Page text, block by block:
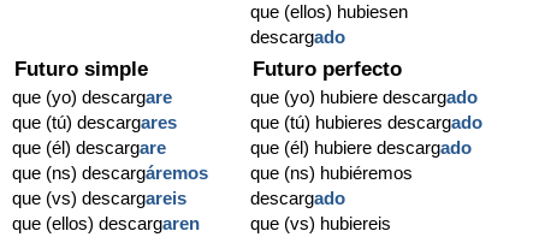
que (ellos) hubiesen
descargado
Futuro simple
que (yo) descargare
que (tú) descargares
que (él) descargare
que (ns) descargáremos
que (vs) descargareis
que (ellos) descargaren
Futuro perfecto
que (yo) hubiere descargado
que (tú) hubieres descargado
que (él) hubiere descargado
que (ns) hubiéremos
descargado
que (vs) hubiereis